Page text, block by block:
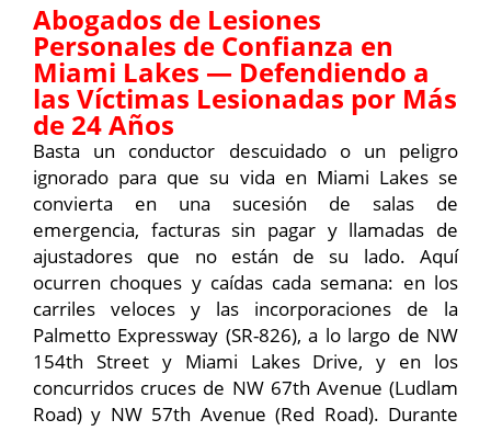
Abogados de Lesiones
Personales de Confianza en
Miami Lakes — Defendiendo a
las Víctimas Lesionadas por Más
de 24 Años
Basta un conductor descuidado o un peligro
ignorado para que su vida en Miami Lakes se
convierta en una sucesión de salas de
emergencia, facturas sin pagar y llamadas de
ajustadores que no están de su lado. Aquí
ocurren choques y caídas cada semana: en los
carriles veloces y las incorporaciones de la
Palmetto Expressway (SR-826), a lo largo de NW
154th Street y Miami Lakes Drive, y en los
concurridos cruces de NW 67th Avenue (Ludlam
Road) y NW 57th Avenue (Red Road). Durante